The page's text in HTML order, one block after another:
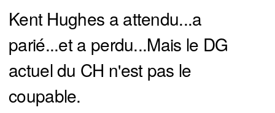
Kent Hughes a attendu...a
parié...et a perdu...Mais le DG
actuel du CH n'est pas le
coupable.